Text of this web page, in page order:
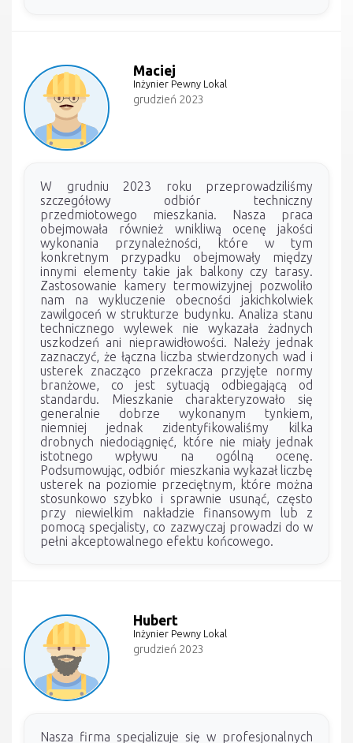
Maciej
Inżynier Pewny Lokal
grudzień 2023
W grudniu 2023 roku przeprowadziliśmy
szczegółowy odbiór techniczny
przedmiotowego mieszkania. Nasza praca
obejmowała również wnikliwą ocenę jakości
wykonania przynależności, które w tym
konkretnym przypadku obejmowały między
innymi elementy takie jak balkony czy tarasy.
Zastosowanie kamery termowizyjnej pozwoliło
nam na wykluczenie obecności jakichkolwiek
zawilgoceń w strukturze budynku. Analiza stanu
technicznego wylewek nie wykazała żadnych
uszkodzeń ani nieprawidłowości. Należy jednak
zaznaczyć, że łączna liczba stwierdzonych wad i
usterek znacząco przekracza przyjęte normy
branżowe, co jest sytuacją odbiegającą od
standardu. Mieszkanie charakteryzowało się
generalnie dobrze wykonanym tynkiem,
niemniej jednak zidentyfikowaliśmy kilka
drobnych niedociągnięć, które nie miały jednak
istotnego wpływu na ogólną ocenę.
Podsumowując, odbiór mieszkania wykazał liczbę
usterek na poziomie przeciętnym, które można
stosunkowo szybko i sprawnie usunąć, często
przy niewielkim nakładzie finansowym lub z
pomocą specjalisty, co zazwyczaj prowadzi do w
pełni akceptowalnego efektu końcowego.
Hubert
Inżynier Pewny Lokal
grudzień 2023
Nasza firma specjalizuje się w profesjonalnych